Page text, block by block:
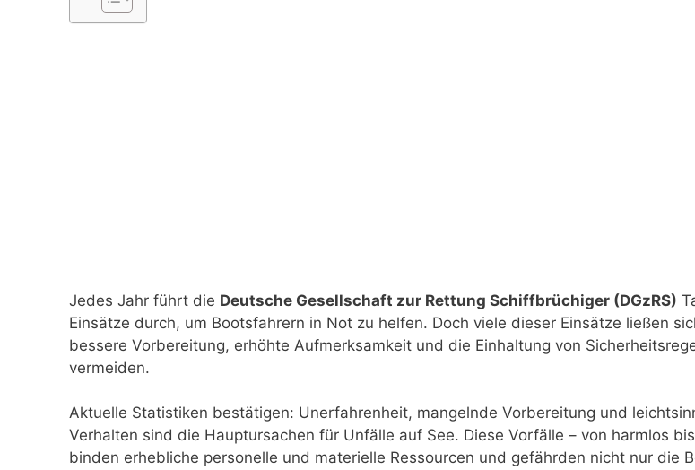
Jedes Jahr führt die Deutsche Gesellschaft zur Rettung Schiffbrüchiger (DGzRS)
Einsätze durch, um Bootsfahrern in Not zu helfen. Doch viele dieser Einsätze ließen
bessere Vorbereitung, erhöhte Aufmerksamkeit und die Einhaltung von
vermeiden.
Aktuelle Statistiken bestätigen: Unerfahrenheit, mangelnde Vorbereitung und
Verhalten sind die Hauptursachen für Unfälle auf See. Diese Vorfälle – von harmlos
binden erhebliche personelle und materielle Ressourcen und gefährden nicht nur die